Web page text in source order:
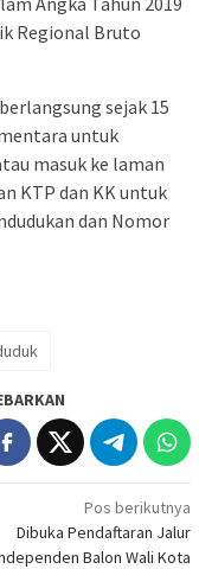
Regional Bruto
sejak 15
untuk
masuk ke laman
KTP dan KK untuk
dan Nomor
Pos berikutnya
Dibuka Pendaftaran Jalur
Balon Wali Kota